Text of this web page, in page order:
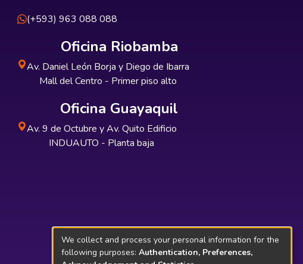
(+593) 963 088 088
Oficina Riobamba
Av. Daniel León Borja y Diego de Ibarra
Mall del Centro - Primer piso alto
Oficina Guayaquil
Av. 9 de Octubre y Av. Quito Edificio
INDUAUTO - Planta baja
We collect and process your personal information for the
following purposes: Authentication, Preferences,